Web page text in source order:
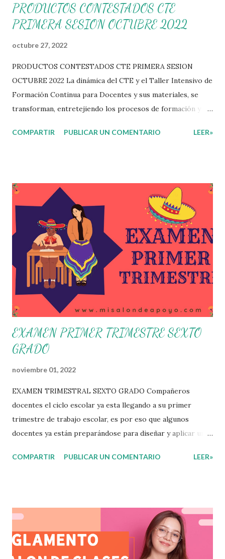
PRODUCTOS CONTESTADOS CTE
PRIMERA SESION OCTUBRE 2022
octubre 27, 2022
PRODUCTOS CONTESTADOS CTE PRIMERA SESION
OCTUBRE 2022 La dinámica del CTE y el Taller Intensivo de
Formación Continua para Docentes y sus materiales, se
transforman, entretejiendo los procesos de formación y de
una guía de trabajo a un documento orientador, el cual es
propone que el colectivo docente tome decisiones sobre
su organización, la gestión del tiempo acorde a las
necesidades de la escuela y las acciones que decidan
emprender para apropiarse y resignificar el Plan de
Estudio dentro y fuera de este espacio. En esta Primera
Sesión Ordinaria se les invita a que reflexionen y acuerden
posibles acciones a realizar colaborativamente en la escuela
y con la comunidad, a fin de atender las problemáticas
identificadas. Compañeros docentes en est...
COMPARTIR PUBLICAR UN COMENTARIO LEER»
EXAMEN PRIMER TRIMESTRE SEXTO
GRADO
noviembre 01, 2022
EXAMEN TRIMESTRAL SEXTO GRADO Compañeros
docentes el ciclo escolar ya esta llegando a su primer
trimestre de trabajo escolar, es por eso que algunos
docentes ya están preparándose para diseñar y aplicar una
por parte de nuestros aprendientes. El examen consta de
aprendizajes claves que sus nuevos aprendientes ya
lograron alcanzar y de aquellos que aun necesitan
consolidar. Esto con la finalidad de que elaboramos un
COMPARTIR PUBLICAR UN COMENTARIO LEER»